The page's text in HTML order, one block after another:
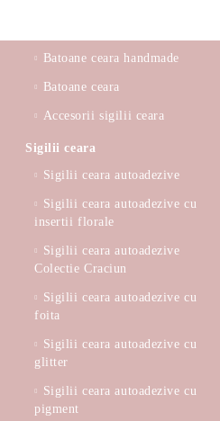
Batoane ceara handmade
Batoane ceara
Accesorii sigilii ceara
Sigilii ceara
Sigilii ceara autoadezive
Sigilii ceara autoadezive cu
insertii florale
Sigilii ceara autoadezive
Colectie Craciun
Sigilii ceara autoadezive cu
foita
Sigilii ceara autoadezive cu
glitter
Sigilii ceara autoadezive cu
pigment